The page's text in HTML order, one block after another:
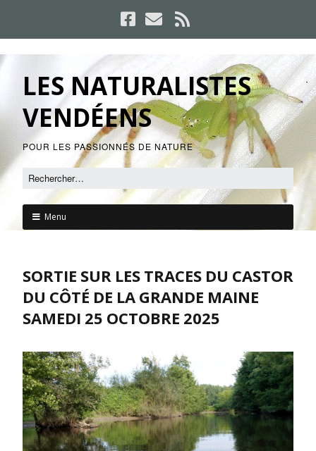
LES NATURALISTES
VENDÉENS
POUR LES PASSIONNÉS DE NATURE
Menu
SORTIE SUR LES TRACES DU CASTOR
DU CÔTÉ DE LA GRANDE MAINE
SAMEDI 25 OCTOBRE 2025